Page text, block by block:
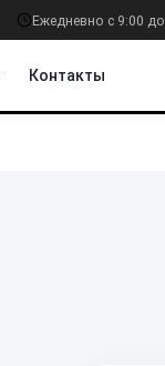
Ежедневно с 9:00
Контакты